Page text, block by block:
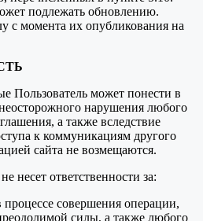
подлежать обновлению.
с момента их опубликования на
Пользователь может понести в
нарушения любого
а также вследствие
к коммуникациям другого
сайта не возмещаются.
несет ответственности за:
совершения операции,
силы, а также любого